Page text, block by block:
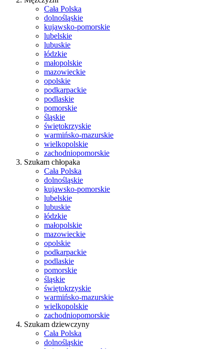
Cała Polska
dolnośląskie
kujawsko-pomorskie
lubelskie
lubuskie
łódzkie
małopolskie
mazowieckie
opolskie
podkarpackie
podlaskie
pomorskie
śląskie
świętokrzyskie
warmińsko-mazurskie
wielkopolskie
zachodniopomorskie
Szukam chłopaka
Cała Polska
dolnośląskie
kujawsko-pomorskie
lubelskie
lubuskie
łódzkie
małopolskie
mazowieckie
opolskie
podkarpackie
podlaskie
pomorskie
śląskie
świętokrzyskie
warmińsko-mazurskie
wielkopolskie
zachodniopomorskie
Szukam dziewczyny
Cała Polska
dolnośląskie